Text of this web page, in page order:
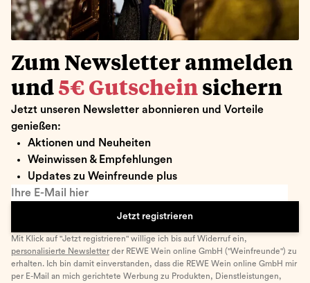
Zum Newsletter anmelden
und 5€ Gutschein sichern
Jetzt unseren Newsletter abonnieren und Vorteile
genießen:
Aktionen und Neuheiten
Weinwissen & Empfehlungen
Updates zu Weinfreunde plus
Ihre E-Mail hier
Jetzt registrieren
Mit Klick auf "Jetzt registrieren" willige ich bis auf Widerruf ein,
personalisierte Newsletter der REWE Wein online GmbH ("Weinfreunde") zu
erhalten. Ich bin damit einverstanden, dass die REWE Wein online GmbH mir
per E-Mail an mich gerichtete Werbung zu Produkten, Dienstleistungen,